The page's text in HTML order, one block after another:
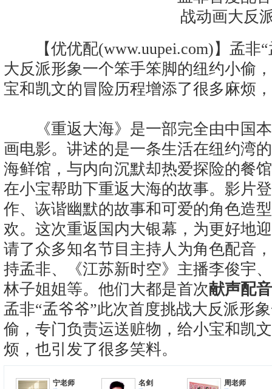
【优优配(www.uupei.com)】孟非“
大反派形象一个笨手笨脚的纽约小偷
宝和凯文的冒险历程增添了很多麻烦
《重返大海》是一部完全由中国本
画电影。讲述的是一条生活在纽约湾
海鲜馆，与内向沉默却热爱探险的餐
在小宝帮助下重返大海的故事。影片
作、诙谐幽默的故事和可爱的角色造
欢。这次重返国内大银幕，为更好地
请了众多知名节目主持人为角色配音
持孟非、《江苏新时空》主播李俊宇
林子姐姐等。他们大都是首次献声配音
孟非“孟爷爷”此次首度挑战大反派形
偷，专门负责运送赃物，给小宝和凯
烦，也引发了很多笑料。
宁老师
名剑
周老师